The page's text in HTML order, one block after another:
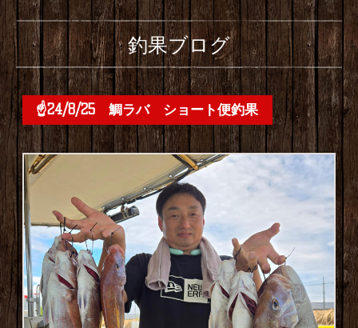
釣果ブログ
☝24/8/25 鯛ラバ ショート便釣果